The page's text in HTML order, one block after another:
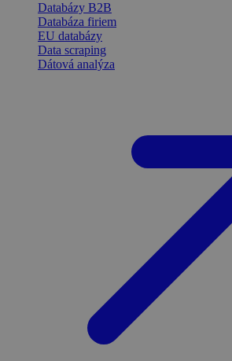
Databázy B2B
Databáza firiem
EU databázy
Data scraping
Dátová analýza